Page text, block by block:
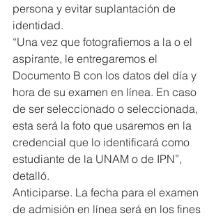
persona y evitar suplantación de
identidad.
“Una vez que fotografiemos a la o el
aspirante, le entregaremos el
Documento B con los datos del día y
hora de su examen en línea. En caso
de ser seleccionado o seleccionada,
esta será la foto que usaremos en la
credencial que lo identificará como
estudiante de la UNAM o de IPN”,
detalló.
Anticiparse. La fecha para el examen
de admisión en línea será en los fines